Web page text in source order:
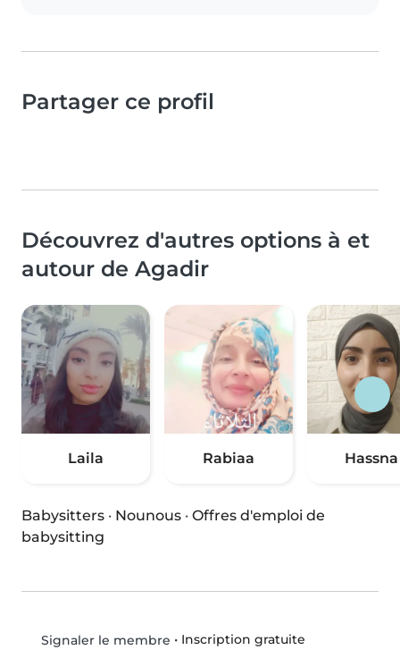
Partager ce profil
Découvrez d'autres options à et
autour de Agadir
Laila Rabiaa Hassna
Babysitters · Nounous · Offres d'emploi de
babysitting
Signaler le membre • Inscription gratuite